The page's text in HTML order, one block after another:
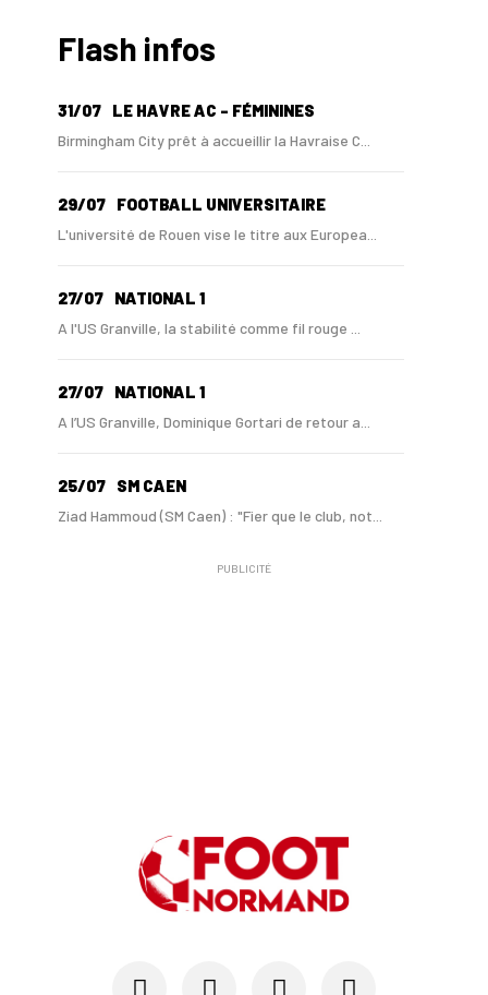
Flash infos
31/07 LE HAVRE AC - FÉMININES
Birmingham City prêt à accueillir la Havraise C...
29/07 FOOTBALL UNIVERSITAIRE
L'université de Rouen vise le titre aux Europea...
27/07 NATIONAL 1
A l'US Granville, la stabilité comme fil rouge ...
27/07 NATIONAL 1
A l’US Granville, Dominique Gortari de retour a...
25/07 SM CAEN
Ziad Hammoud (SM Caen) : "Fier que le club, not...
SM CAEN - MERCATO
SM CAEN - MERCATO
Avec Mohamed Hafid, Malherbe veut frapper un gr...
SM Caen : Julien Meilhac quitte la direction de...
PUBLICITÉ